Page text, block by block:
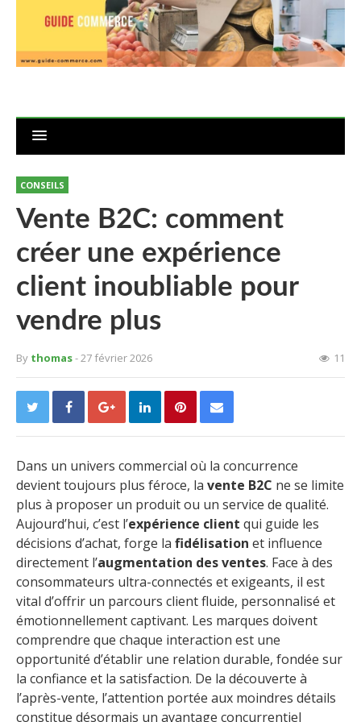
CONSEILS
Vente B2C: comment
créer une expérience
client inoubliable pour
vendre plus
By thomas- 27 février 2026 11
Dans un univers commercial où la concurrence
devient toujours plus féroce, la vente B2C ne se limite
plus à proposer un produit ou un service de qualité.
Aujourd’hui, c’est l’expérience client qui guide les
décisions d’achat, forge la fidélisation et influence
directement l’augmentation des ventes. Face à des
consommateurs ultra-connectés et exigeants, il est
vital d’offrir un parcours client fluide, personnalisé et
émotionnellement captivant. Les marques doivent
comprendre que chaque interaction est une
opportunité d’établir une relation durable, fondée sur
la confiance et la satisfaction. De la découverte à
l’après-vente, l’attention portée aux moindres détails
constitue désormais un avantage concurrentiel